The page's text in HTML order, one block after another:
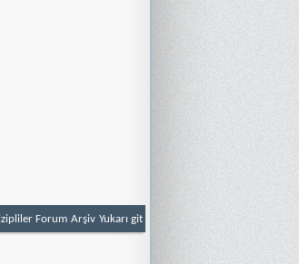
Forum Arşiv Yukarı git